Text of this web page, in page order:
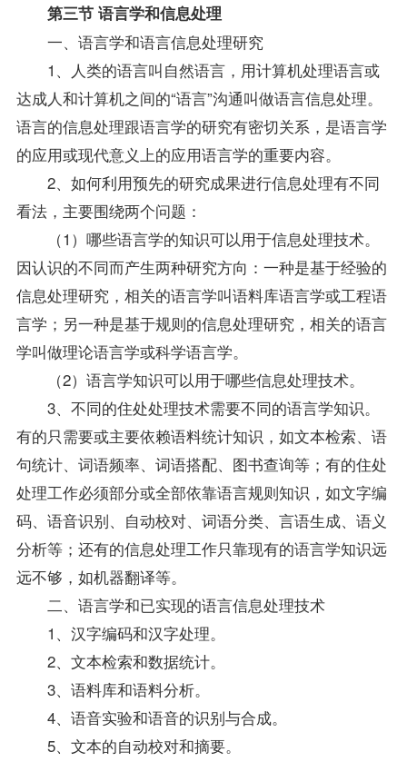
第三节 语言学和信息处理
一、语言学和语言信息处理研究
1、人类的语言叫自然语言，用计算机处理语言或
达成人和计算机之间的“语言”沟通叫做语言信息处理。
语言的信息处理跟语言学的研究有密切关系，是语言学
的应用或现代意义上的应用语言学的重要内容。
2、如何利用预先的研究成果进行信息处理有不同
看法，主要围绕两个问题：
（1）哪些语言学的知识可以用于信息处理技术。
因认识的不同而产生两种研究方向：一种是基于经验的
信息处理研究，相关的语言学叫语料库语言学或工程语
言学；另一种是基于规则的信息处理研究，相关的语言
学叫做理论语言学或科学语言学。
（2）语言学知识可以用于哪些信息处理技术。
3、不同的住处处理技术需要不同的语言学知识。
有的只需要或主要依赖语料统计知识，如文本检索、语
句统计、词语频率、词语搭配、图书查询等；有的住处
处理工作必须部分或全部依靠语言规则知识，如文字编
码、语音识别、自动校对、词语分类、言语生成、语义
分析等；还有的信息处理工作只靠现有的语言学知识远
远不够，如机器翻译等。
二、语言学和已实现的语言信息处理技术
1、汉字编码和汉字处理。
2、文本检索和数据统计。
3、语料库和语料分析。
4、语音实验和语音的识别与合成。
5、文本的自动校对和摘要。